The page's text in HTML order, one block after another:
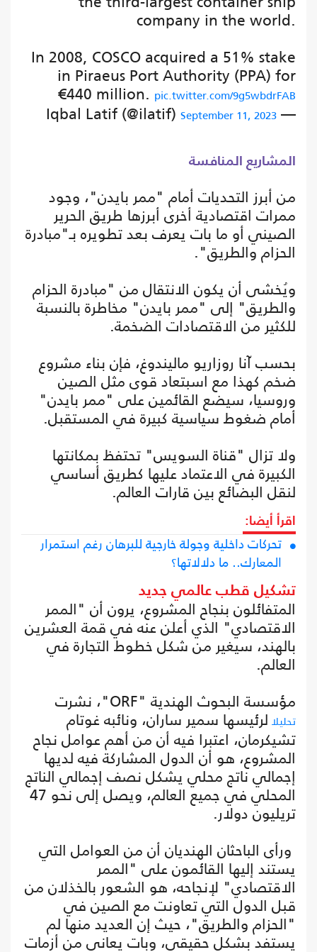
company in the world.
In 2008, COSCO acquired a 51% stake
in Piraeus Port Authority (PPA) for
€440 million. pic.twitter.com/9g5wbdrFAB
— Iqbal Latif (@ilatif)
September 11, 2023
المشاريع المنافسة
من أبرز التحديات أمام "ممر بايدن"، وجود
ممرات اقتصادية أخرى أبرزها طريق الحرير
الصيني أو ما بات يعرف بعد تطويره بـ"مبادرة
الحزام والطريق".
ويُخشى أن يكون الانتقال من "مبادرة الحزام
والطريق" إلى "ممر بايدن" مخاطرة بالنسبة
للكثير من الاقتصادات الضخمة.
بحسب آنا روزاريو ماليندوغ، فإن بناء مشروع
ضخم كهذا مع اسبتعاد قوى مثل الصين
وروسيا، سيضع القائمين على "ممر بايدن"
أمام ضغوط سياسية كبيرة في المستقبل.
ولا تزال "قناة السويس" تحتفظ بمكانتها
الكبيرة في الاعتماد عليها كطريق أساسي
لنقل البضائع بين قارات العالم.
اقرأ أيضا:
تحركات داخلية وجولة خارجية للبرهان رغم استمرار
المعارك.. ما دلالاتها؟
تشكيل قطب عالمي جديد
المتفائلون بنجاح المشروع، يرون أن "الممر
الاقتصادي" الذي أعلن عنه في قمة العشرين
بالهند، سيغير من شكل خطوط التجارة في
العالم.
مؤسسة البحوث الهندية "ORF"، نشرت
تحليلا لرئيسها سمير ساران، ونائبه غوتام
تشيكرمان، اعتبرا فيه أن من أهم عوامل نجاح
المشروع، هو أن الدول المشاركة فيه لديها
إجمالي ناتج محلي يشكل نصف إجمالي الناتج
المحلي في جميع العالم، ويصل إلى نحو 47
تريليون دولار.
ورأى الباحثان الهنديان أن من العوامل التي
يستند إليها القائمون على "الممر
الاقتصادي" لإنجاحه، هو الشعور بالخذلان من
قبل الدول التي تعاونت مع الصين في
"الحزام والطريق"، حيث إن العديد منها لم
يستفد بشكل حقيقي، وبات يعاني من أزمات